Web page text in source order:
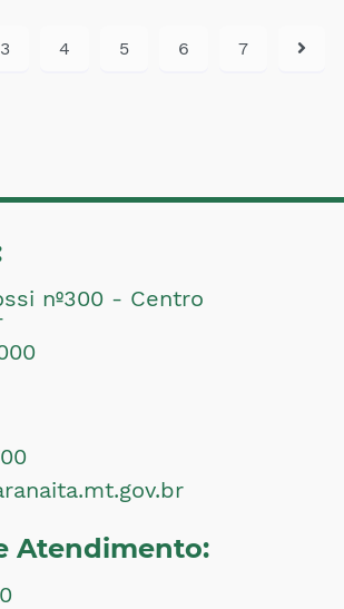
3 4 5 6 7
nº300 - Centro
Atendimento: